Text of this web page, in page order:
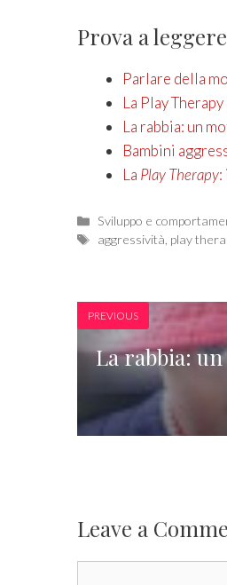
Prova a
Parlare della
La Play
La rabbia: un
Bambini
La Play Therapy:
Categories
Sviluppo e
Tags
aggressività, play
PREVIOUS
La rabbia:
Leave a